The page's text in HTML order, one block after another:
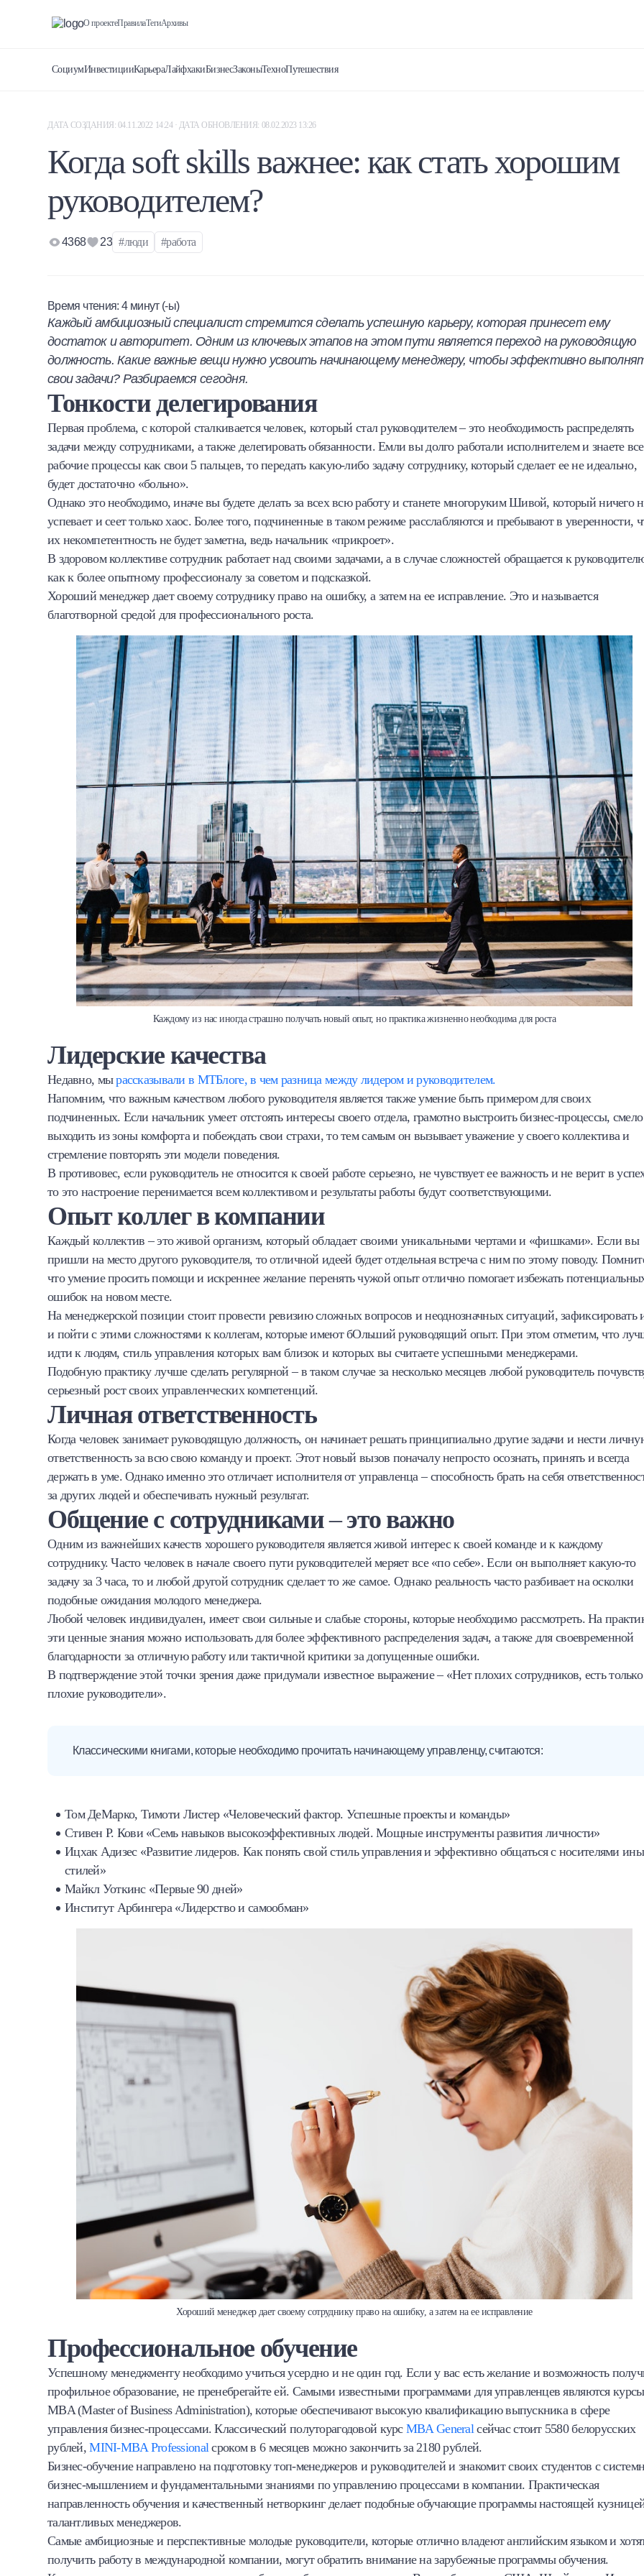
О проектеПравилаТегиАрхивы
СоциумИнвестицииКарьераЛайфхакиБизнесЗаконыТехноПутешествия
Халва
Онлайн-обменник
Премиальный сервис Prime Line
Мобильный банк MOBY
Потребительский кредит
Карта КАКТУС
Продукты для Бизнеса
ДАТА СОЗДАНИЯ: 04.11.2022 14:24 · ДАТА ОБНОВЛЕНИЯ: 08.02.2023 13:26
Когда soft skills важнее: как стать хорошим
руководителем?
4368 23 #люди #работа
Время чтения:4 минут (-ы)
Каждый амбициозный специалист стремится сделать успешную карьеру, которая принесет ему
достаток и авторитет. Одним из ключевых этапов на этом пути является переход на руководящую
должность. Какие важные вещи нужно усвоить начинающему менеджеру, чтобы эффективно
свои задачи? Разбираемся сегодня.
Тонкости делегирования
Первая проблема, с которой сталкивается человек, который стал руководителем – это необходимость распределять
задачи между сотрудниками, а также делегировать обязанности. Емли вы долго работали исполнителем и знаете все
рабочие процессы как свои 5 пальцев, то передать какую-либо задачу сотруднику, который сделает ее не идеально,
будет достаточно «больно».
Однако это необходимо, иначе вы будете делать за всех всю работу и станете многоруким Шивой, который ничего
успевает и сеет только хаос. Более того, подчиненные в таком режиме расслабляются и пребывают в уверенности,
их некомпетентность не будет заметна, ведь начальник «прикроет».
В здоровом коллективе сотрудник работает над своими задачами, а в случае сложностей обращается к
как к более опытному профессионалу за советом и подсказкой.
Хороший менеджер дает своему сотруднику право на ошибку, а затем на ее исправление. Это и называется
благотворной средой для профессионального роста.
Каждому из нас иногда страшно получать новый опыт, но практика жизненно необходима для роста
Лидерские качества
Недавно, мырассказывали в МТБлоге, в чем разница между лидером и руководителем.
Напомним, что важным качеством любого руководителя является также умение быть примером для своих
подчиненных. Если начальник умеет отстоять интересы своего отдела, грамотно выстроить бизнес-процессы, смело
выходить из зоны комфорта и побеждать свои страхи, то тем самым он вызывает уважение у своего коллектива и
стремление повторять эти модели поведения.
В противовес, если руководитель не относится к своей работе серьезно, не чувствует ее важность и не верит в
то это настроение перенимается всем коллективом и результаты работы будут соответствующими.
Опыт коллег в компании
Каждый коллектив – это живой организм, который обладает своими уникальными чертами и «фишками». Если вы
пришли на место другого руководителя, то отличной идеей будет отдельная встреча с ним по этому поводу.
что умение просить помощи и искреннее желание перенять чужой опыт отлично помогает избежать
ошибок на новом месте.
На менеджерской позиции стоит провести ревизию сложных вопросов и неоднозначных ситуаций, зафиксировать
и пойти с этими сложностями к коллегам, которые имеют бОльший руководящий опыт. При этом отметим, что
идти к людям, стиль управления которых вам близок и которых вы считаете успешными менеджерами.
Подобную практику лучше сделать регулярной – в таком случае за несколько месяцев любой руководитель
серьезный рост своих управленческих компетенций.
Личная ответственность
Когда человек занимает руководящую должность, он начинает решать принципиально другие задачи и нести
ответственность за всю свою команду и проект. Этот новый вызов поначалу непросто осознать, принять и всегда
держать в уме. Однако именно это отличает исполнителя от управленца – способность брать на себя
за других людей и обеспечивать нужный результат.
Общение с сотрудниками–это важно
Одним из важнейших качеств хорошего руководителя является живой интерес к своей команде и к каждому
сотруднику. Часто человек в начале своего пути руководителей меряет все «по себе». Если он выполняет какую-то
задачу за 3 часа, то и любой другой сотрудник сделает то же самое. Однако реальность часто разбивает на осколки
подобные ожидания молодого менеджера.
Любой человек индивидуален, имеет свои сильные и слабые стороны, которые необходимо рассмотреть. На
эти ценные знания можно использовать для более эффективного распределения задач, а также для своевременной
благодарности за отличную работу или тактичной критики за допущенные ошибки.
В подтверждение этой точки зрения даже придумали известное выражение – «Нет плохих сотрудников, есть только
плохие руководители».
Классическими книгами, которые необходимо прочитать начинающему управленцу, считаются:
Том ДеМарко, Тимоти Листер «Человеческий фактор. Успешные проекты и команды»
Стивен Р. Кови «Семь навыков высокоэффективных людей. Мощные инструменты развития личности»
Ицхак Адизес «Развитие лидеров. Как понять свой стиль управления и эффективно общаться с носителями
стилей»
Майкл Уоткинс «Первые 90 дней»
Институт Арбингера «Лидерство и самообман»
Хороший менеджер дает своему сотруднику право на ошибку, а затем на ее исправление
Профессиональное обучение
Успешному менеджменту необходимо учиться усердно и не один год. Если у вас есть желание и возможность
профильное образование, не пренебрегайте ей. Самыми известными программами для управленцев являются курсы
MBA (Master of Business Administration), которые обеспечивают высокую квалификацию выпускника в сфере
управления бизнес-процессами. Классический полуторагодовой курс MBA Generalсейчас стоит 5580 белорусских
рублей,MINI-MBA Professionalсроком в 6 месяцев можно закончить за 2180 рублей.
Бизнес-обучение направлено на подготовку топ-менеджеров и руководителей и знакомит своих студентов с
бизнес-мышлением и фундаментальными знаниями по управлению процессами в компании. Практическая
направленность обучения и качественный нетворкинг делает подобные обучающие программы настоящей
талантливых менеджеров.
Самые амбициозные и перспективные молодые руководители, которые отлично владеют английским языком и
получить работу в международной компании, могут обратить внимание на зарубежные программы обучения.